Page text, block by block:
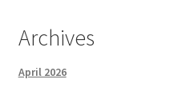
Archives
April 2026